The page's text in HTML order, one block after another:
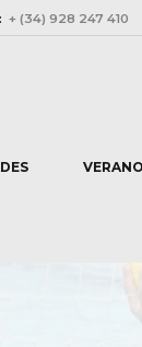
+ (34) 928 247 410